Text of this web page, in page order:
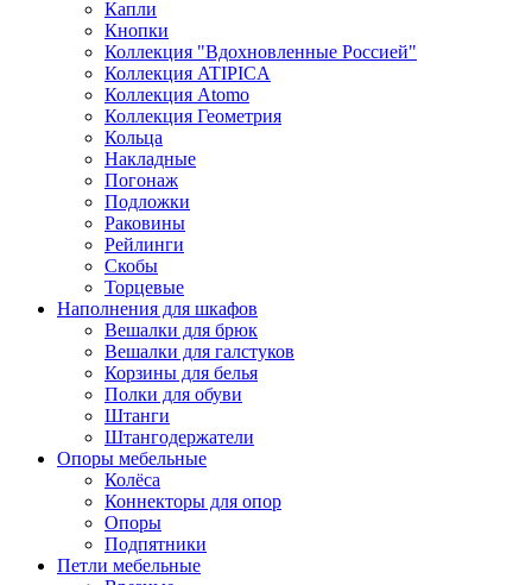
Капли
Кнопки
Коллекция "Вдохновленные Россией"
Коллекция ATIPICA
Коллекция Atomo
Коллекция Геометрия
Кольца
Накладные
Погонаж
Подложки
Раковины
Рейлинги
Скобы
Торцевые
Наполнения для шкафов
Вешалки для брюк
Вешалки для галстуков
Корзины для белья
Полки для обуви
Штанги
Штангодержатели
Опоры мебельные
Колёса
Коннекторы для опор
Опоры
Подпятники
Петли мебельные